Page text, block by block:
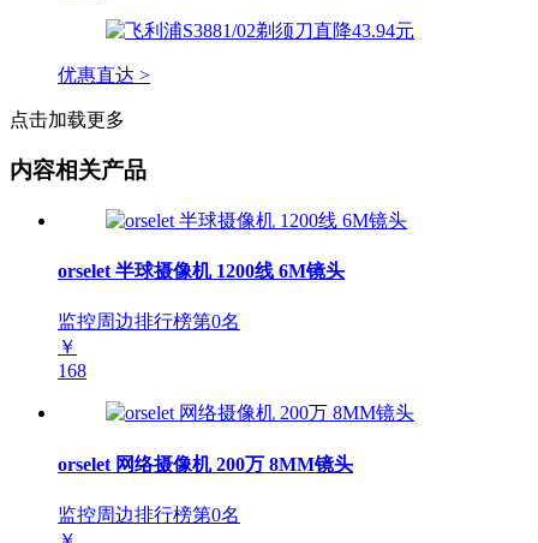
优惠直达 >
点击加载更多
内容相关产品
orselet 半球摄像机 1200线 6M镜头
监控周边排行榜第0名
￥
168
orselet 网络摄像机 200万 8MM镜头
监控周边排行榜第0名